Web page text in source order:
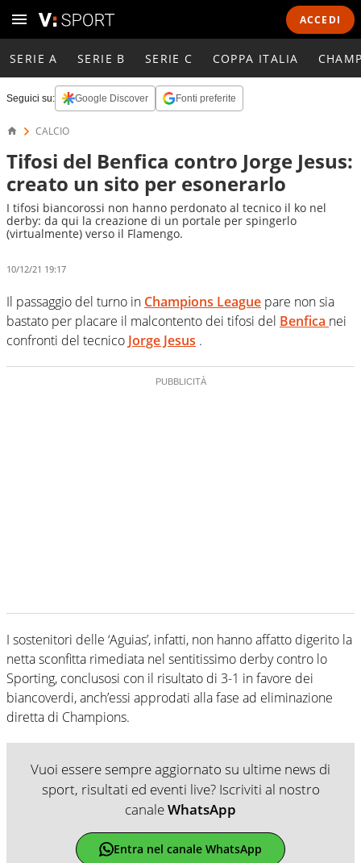
ACCEDI
SERIE A SERIE B SERIE C COPPA ITALIA
Seguici su: Google Discover Fonti preferite
CALCIO
Tifosi del Benfica contro Jorge Jesus:
creato un sito per esonerarlo
I tifosi biancorossi non hanno perdonato al tecnico il ko nel
derby: da qui la creazione di un portale per spingerlo
(virtualmente) verso il Flamengo.
10/12/21 19:17
Il passaggio del turno in Champions League pare non sia
bastato per placare il malcontento dei tifosi del Benfica nei
confronti del tecnico Jorge Jesus .
I sostenitori delle ‘Aguias’, infatti, non hanno affatto digerito la
netta sconfitta rimediata nel sentitissimo derby contro lo
Sporting, conclusosi con il risultato di 3-1 in favore dei
biancoverdi, anch’essi approdati alla fase ad eliminazione
diretta di Champions.
Vuoi essere sempre aggiornato su ultime news di
sport, risultati ed eventi live? Iscriviti al nostro
canaleWhatsApp
Entra nel canale WhatsApp